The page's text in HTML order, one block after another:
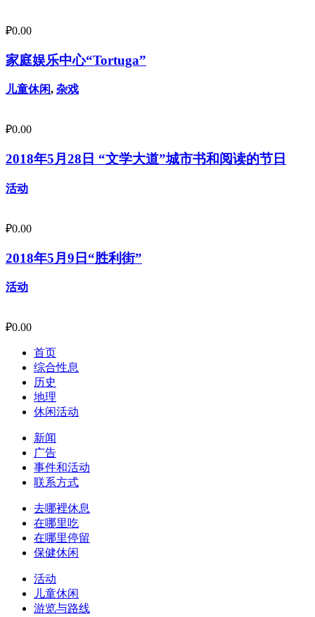
₽0.00
家庭娱乐中心“Tortuga”
儿童休闲, 杂戏
₽0.00
2018年5月28日 “文学大道”城市书和阅读的节日
活动
₽0.00
2018年5月9日“胜利街”
活动
₽0.00
首页
综合性息
历史
地理
休闲活动
新闻
广告
事件和活动
联系方式
去哪裡休息
在哪里吃
在哪里停留
保健休闲
活动
儿童休闲
游览与路线